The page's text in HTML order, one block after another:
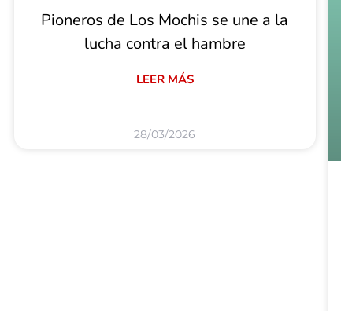
Pioneros de Los Mochis se une a la
lucha contra el hambre
LEER MÁS
28/03/2026